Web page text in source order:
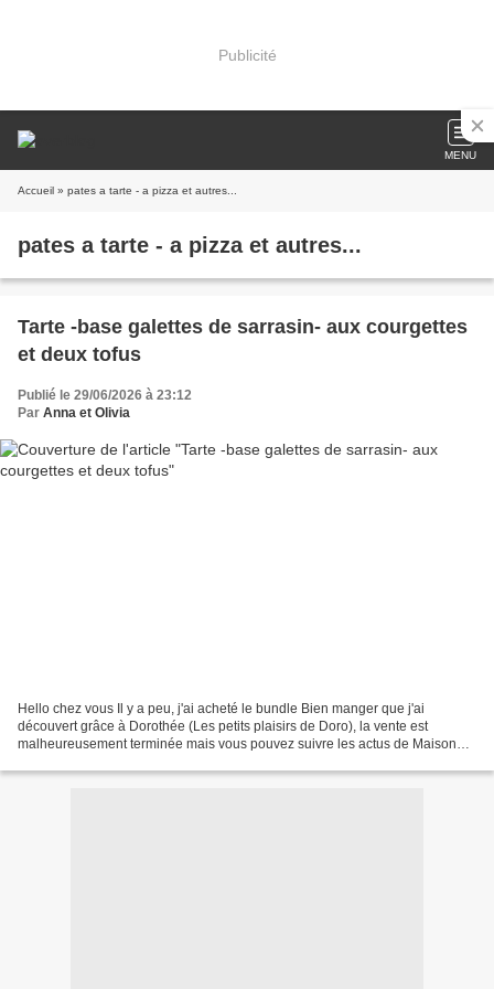
Publicité
MENU
Accueil » pates a tarte - a pizza et autres...
pates a tarte - a pizza et autres...
Tarte -base galettes de sarrasin- aux courgettes
et deux tofus
Publié le 29/06/2026 à 23:12
Par Anna et Olivia
Hello chez vous Il y a peu, j'ai acheté le bundle Bien manger que j'ai
découvert grâce à Dorothée (Les petits plaisirs de Doro), la vente est
malheureusement terminée mais vous pouvez suivre les actus de Maison